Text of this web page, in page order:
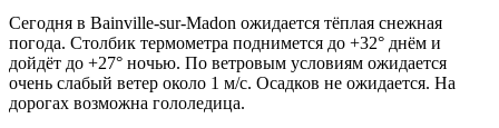
Сегодня в Bainville-sur-Madon ожидается тёплая снежная
погода. Столбик термометра поднимется до +32° днём и
дойдёт до +27° ночью. По ветровым условиям ожидается
очень слабый ветер около 1 м/с. Осадков не ожидается. На
дорогах возможна гололедица.